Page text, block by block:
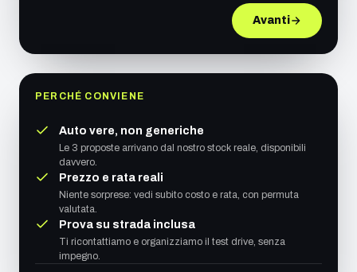
Avanti
PERCHÉ CONVIENE
Auto vere, non generiche
Le 3 proposte arrivano dal nostro stock reale, disponibili
davvero.
Prezzo e rata reali
Niente sorprese: vedi subito costo e rata, con permuta
valutata.
Prova su strada inclusa
Ti ricontattiamo e organizziamo il test drive, senza
impegno.